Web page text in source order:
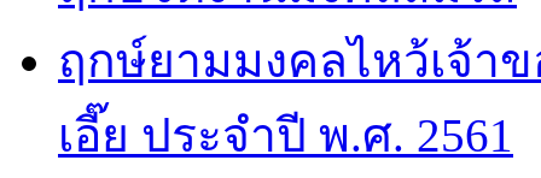
ฤกษ์ยามมงคลไหว้เจ้า
เอี๊ย ประจำปี พ.ศ. 2561